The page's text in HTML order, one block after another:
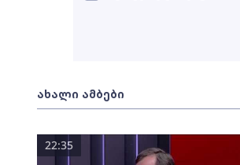
ახალი ამბები
22:35